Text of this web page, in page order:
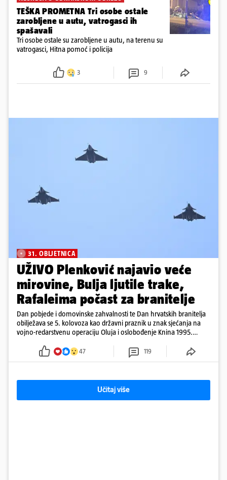
TEŠKA PROMETNA Tri osobe ostale
zarobljene u autu, vatrogasci ih
spašavali
Tri osobe ostale su zarobljene u autu, na terenu su
vatrogasci, Hitna pomoć i policija
3 9
31. OBLJETNICA
UŽIVO Plenković najavio veće
mirovine, Bulja ljutile trake,
Rafaleima počast za branitelje
Dan pobjede i domovinske zahvalnosti te Dan hrvatskih branitelja
obilježava se 5. kolovoza kao državni praznik u znak sjećanja na
vojno-redarstvenu operaciju Oluja i oslobođenje Knina 1995.
47 119
Učitaj više